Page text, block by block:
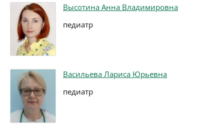
Высотина Анна Владимировна
педиатр
Васильева Лариса Юрьевна
педиатр